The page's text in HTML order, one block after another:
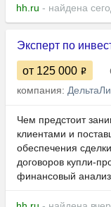
hh.ru - найдена
Эксперт по
от 125 000
компания:
Чем предстоит
клиентами и
обеспечения
договоров купли-
финансовый